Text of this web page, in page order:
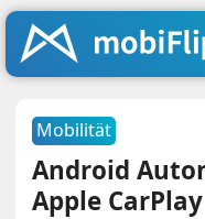
Mobilität
Android
Apple